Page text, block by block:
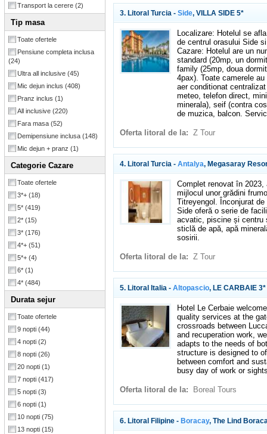
Transport la cerere (2)
Tip masa
Toate ofertele
Pensiune completa inclusa
(24)
Ultra all inclusive (45)
Mic dejun inclus (408)
Pranz inclus (1)
All inclusive (220)
Fara masa (52)
Demipensiune inclusa (148)
Mic dejun + pranz (1)
Categorie Cazare
Toate ofertele
3*+ (18)
5* (419)
2* (15)
3* (176)
4*+ (51)
5*+ (4)
6* (1)
4* (484)
Durata sejur
Toate ofertele
9 nopti (44)
4 nopti (2)
8 nopti (26)
20 nopti (1)
7 nopti (417)
5 nopti (3)
6 nopti (1)
10 nopti (75)
13 nopti (15)
3. Litoral Turcia - Side, VILLA SIDE 5*
Localizare: Hotelul se
de centrul orasului Side
Cazare: Hotelul are un
standard (20mp, un
family (25mp, doua
4pax). Toate camerele
aer conditionat
meteo, telefon direct,
minerala), seif (contra
de muzica, balcon.
Oferta litoral de la: Z Tour
4. Litoral Turcia - Antalya, Megasaray
Complet renovat în
mijlocul unor grădini
Titreyengol. Înconjurat
Side oferă o serie de
acvatic, piscine și centru
sticlă de apă, apă
sosirii.
Oferta litoral de la: Z Tour
5. Litoral Italia - Altopascio, LE CARBAIE 3*
Hotel Le Cerbaie
quality services at the
crossroads between
and recuperation work,
adapts to the needs of
structure is designed to
between comfort and
busy day of work or
Oferta litoral de la: Boreal Tours
6. Litoral Filipine - Boracay, The Lind